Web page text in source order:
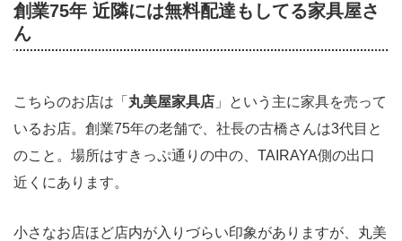
創業75年 近隣には無料配達もしてる家具屋さ
ん
こちらのお店は「 丸美屋家具店 」という主に家具を売って
いるお店。創業75年の老舗で、社長の古橋さんは3代目と
のこと。場所はすきっぷ通りの中の、TAIRAYA側の出口
近くにあります。
小さなお店ほど店内が入りづらい印象がありますが、丸美